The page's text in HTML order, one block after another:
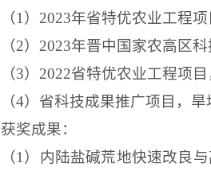
（1 ） 2023年省特优农业工程
（2） 2023年晋中国家农高区
（3） 2022省特优农业工程项
（4）省科技成果推广项目，
获奖成果：
（1 ）内陆盐碱荒地快速改良